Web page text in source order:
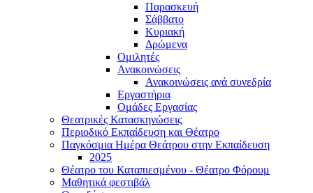
Παρασκευή
Σάββατο
Κυριακή
Δρώμενα
Ομιλητές
Ανακοινώσεις
Ανακοινώσεις ανά συνεδρία
Εργαστήρια
Ομάδες Εργασίας
Θεατρικές Κατασκηνώσεις
Περιοδικό Εκπαίδευση και Θέατρο
Παγκόσμια Ημέρα Θεάτρου στην Εκπαίδευση
2025
Θέατρο του Καταπιεσμένου - Θέατρο Φόρουμ
Μαθητικά φεστιβάλ